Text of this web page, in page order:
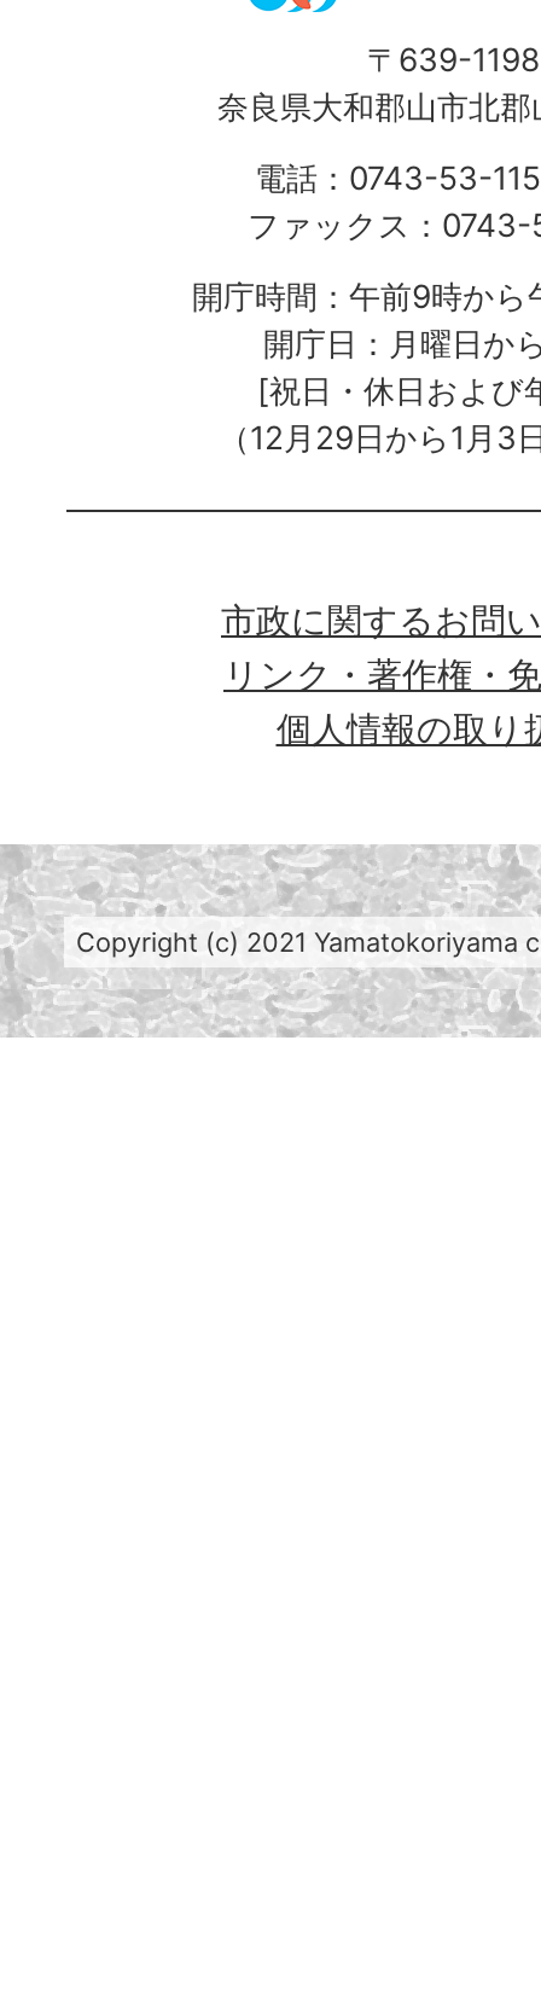
〒639-1198
奈良県大和郡山市北
電話：0743-53-
ファックス：
開庁時間：午前9時か
開庁日：月曜日か
[祝日・休日および
（12月29日から1月3
市政に関するお問
リンク・著作権・
個人情報の取り
Copyright (c) 2021 Yamatokoriyama